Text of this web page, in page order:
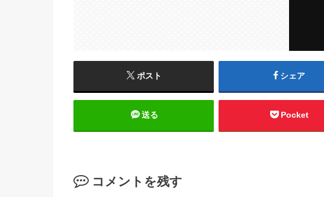
ポスト シェア
送る Pocket
コメントを残す